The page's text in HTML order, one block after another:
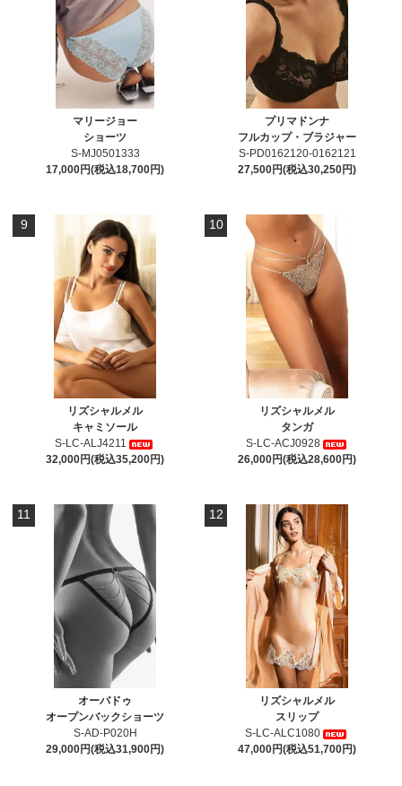
マリージョー
ショーツ
S-MJ0501333
17,000円(税込18,700円)
プリマドンナ
フルカップ・ブラジャー
S-PD0162120-0162121
27,500円(税込30,250円)
9
リズシャルメル
キャミソール
S-LC-ALJ4211
32,000円(税込35,200円)
10
リズシャルメル
タンガ
S-LC-ACJ0928
26,000円(税込28,600円)
11
オーバドゥ
オープンバックショーツ
S-AD-P020H
29,000円(税込31,900円)
12
リズシャルメル
スリップ
S-LC-ALC1080
47,000円(税込51,700円)